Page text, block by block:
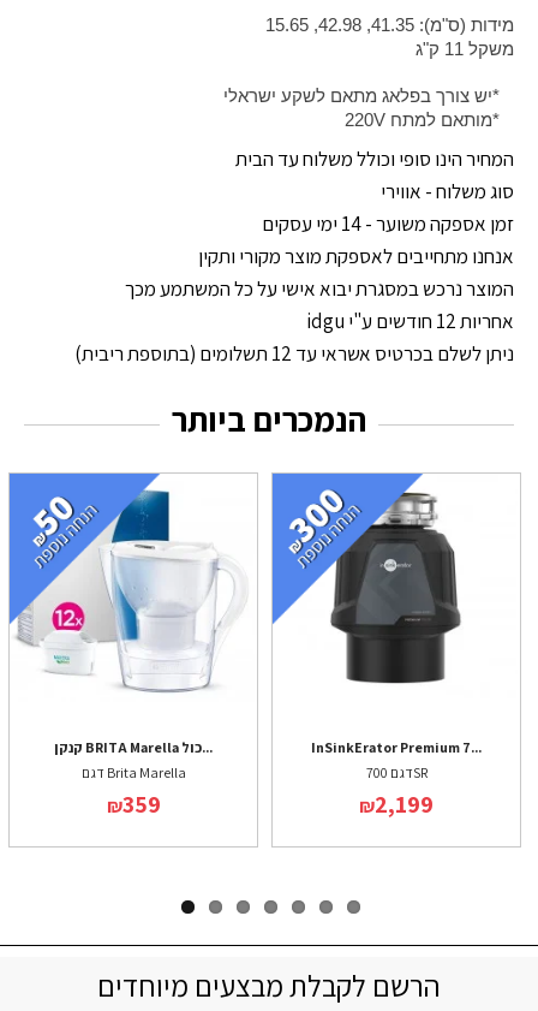
מידות (ס"מ): 41.35, 42.98, 15.65
משקל 11 ק"ג
*יש צורך בפלאג מתאם לשקע ישראלי
*מותאם למתח 220V
המחיר הינו סופי וכולל משלוח עד הבית
סוג משלוח - אווירי
זמן אספקה משוער - 14 ימי עסקים
אנחנו מתחייבים לאספקת מוצר מקורי ותקין
המוצר נרכש במסגרת יבוא אישי על כל המשתמע מכך
אחריות 12 חודשים ע"י idgu
ניתן לשלם בכרטיס אשראי עד 12 תשלומים (בתוספת ריבית)
הנמכרים ביותר
קנקן BRITA Marella כול...
דגם Brita Marella
₪359
InSinkErator Premium 7...
דגם 700SR
₪2,199
הרשם לקבלת מבצעים מיוחדים